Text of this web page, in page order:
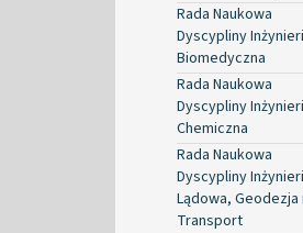
Rada Naukowa
Dyscypliny
Biomedyczna
Rada Naukowa
Dyscypliny
Chemiczna
Rada Naukowa
Dyscypliny
Lądowa, Geodezja i
Transport